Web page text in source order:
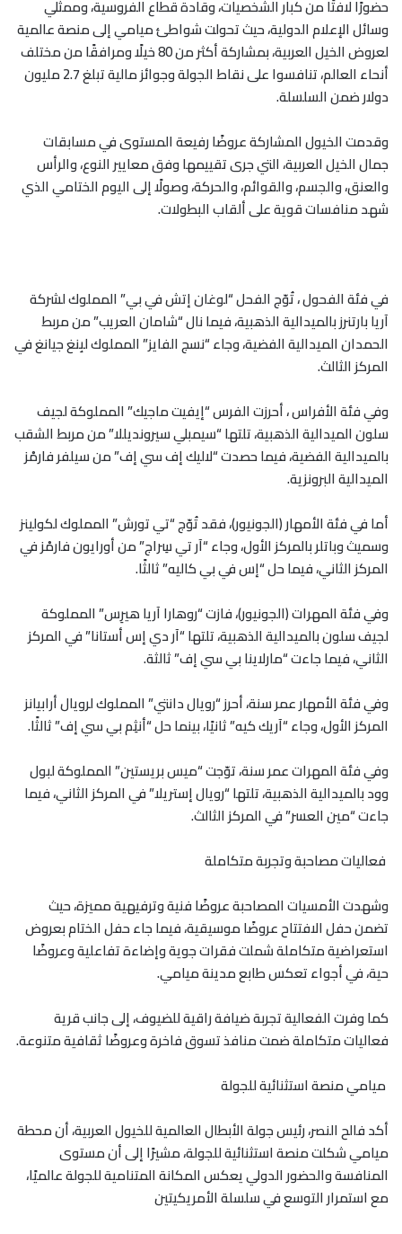
حضورًا لافتًا من كبار الشخصيات، وقادة قطاع الفروسية، وممثلي
وسائل الإعلام الدولية، حيث تحولت شواطئ ميامي إلى منصة عالمية
لعروض الخيل العربية، بمشاركة أكثر من 80 خيلًا ومرافقًا من مختلف
أنحاء العالم، تنافسوا على نقاط الجولة وجوائز مالية تبلغ 2.7 مليون
دولار ضمن السلسلة.
وقدمت الخيول المشاركة عروضًا رفيعة المستوى في مسابقات
جمال الخيل العربية، التي جرى تقييمها وفق معايير النوع، والرأس
والعنق، والجسم، والقوائم، والحركة، وصولًا إلى اليوم الختامي الذي
شهد منافسات قوية على ألقاب البطولات.
في فئة الفحول ، تُوّج الفحل “لوغان إتش في بي” المملوك لشركة
آريا بارتنرز بالميدالية الذهبية، فيما نال “شامان العريب” من مربط
الحمدان الميدالية الفضية، وجاء “نسج الفايز” المملوك لبِنغ جيانغ في
المركز الثالث.
وفي فئة الأفراس ، أحرزت الفرس “إيفيت ماجيك” المملوكة لجيف
سلون الميدالية الذهبية، تلتها “سيمبلي سيرونديللا” من مربط الشقب
بالميدالية الفضية، فيما حصدت “لاليك إف سي إف” من سيلفر فارمْز
الميدالية البرونزية.
أما في فئة الأمهار (الجونيور)، فقد تُوّج “تي تورش” المملوك لكولينز
وسميث وباتلر بالمركز الأول، وجاء “آر تي سِراج” من أورايون فارمْز في
المركز الثاني، فيما حل “إس في بي كاليه” ثالثًا.
وفي فئة المهرات (الجونيور)، فازت “روهارا آريا هيرِس” المملوكة
لجيف سلون بالميدالية الذهبية، تلتها “آر دي إس أستانا” في المركز
الثاني، فيما جاءت “مارلاينا بي سي إف” ثالثة.
وفي فئة الأمهار عمر سنة، أحرز “رويال دانتي” المملوك لرويال أرابيانز
المركز الأول، وجاء “آريك كيه” ثانيًا، بينما حل “أنثِم بي سي إف” ثالثًا.
وفي فئة المهرات عمر سنة، توّجت “ميس بريستين” المملوكة لبول
وود بالميدالية الذهبية، تلتها “رويال إستريلا” في المركز الثاني، فيما
جاءت “مين العسر” في المركز الثالث.
فعاليات مصاحبة وتجربة متكاملة
وشهدت الأمسيات المصاحبة عروضًا فنية وترفيهية مميزة، حيث
تضمن حفل الافتتاح عروضًا موسيقية، فيما جاء حفل الختام بعروض
استعراضية متكاملة شملت فقرات جوية وإضاءة تفاعلية وعروضًا
حية، في أجواء تعكس طابع مدينة ميامي.
كما وفرت الفعالية تجربة ضيافة راقية للضيوف، إلى جانب قرية
فعاليات متكاملة ضمت منافذ تسوق فاخرة وعروضًا ثقافية متنوعة.
ميامي منصة استثنائية للجولة
أكد فالح النصر، رئيس جولة الأبطال العالمية للخيول العربية، أن محطة
ميامي شكلت منصة استثنائية للجولة، مشيرًا إلى أن مستوى
المنافسة والحضور الدولي يعكس المكانة المتنامية للجولة عالميًا،
مع استمرار التوسع في سلسلة الأمريكيتين